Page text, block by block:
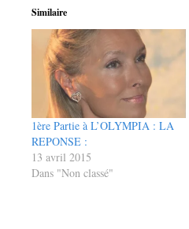
Similaire
1ère Partie à L’OLYMPIA : LA
REPONSE :
13 avril 2015
Dans "Non classé"